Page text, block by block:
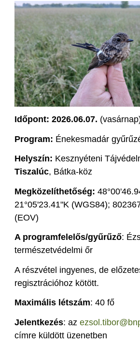
Időpont: 2026.06.07.
Program: Énekesmadár
Helyszín: Kesznyéteni
Tiszalúc, Bátka-köz
Megközelíthetőség:
21°05'23.41"K (WGS84);
(EOV)
A programfelelős/gyűrűző:
természetvédelmi őr
A részvétel ingyenes, de
regisztrációhoz kötött.
Maximális létszám: 40 fő
Jelentkezés: az
címre küldött üzenetben